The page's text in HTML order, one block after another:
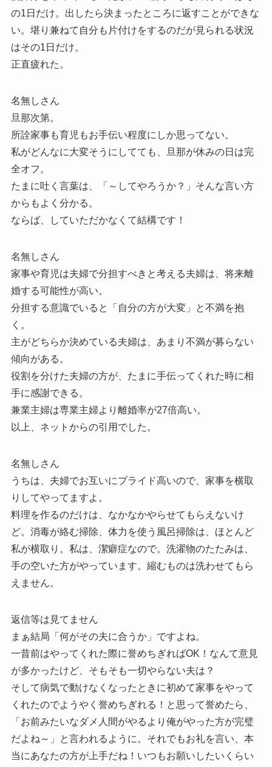
の1日だけ。出したら決まったところに返すことができな
い。堪り兼ねて自分も片付けをするのだが見られる状況
はその1日だけ。
正直疲れた。
名無しさん
旦那次第。
所詮家事も育児もお手伝い程度にしか思ってない。
私がどんなに大変そうにしてても、旦那が休みの日は完
全オフ。
たまに吐く言葉は、「～してやろうか？」そんな言い方
からもよく分かる。
ならば、していただかなくて結構です！
名無しさん
家事や育児は夫婦で分担すべきと考える夫婦は、将来離
婚する可能性が高い。
分担する意識でいると「自分の方が大変」と不満を抱
く。
主がどちらか決めている夫婦は、あまり不満が募らない
傾向がある。
役割を分けた夫婦の方が、たまに手伝ってくれた時に相
手に感謝できる。
兼業主婦は専業主婦より離婚率が27倍高い。
以上、ネットからの引用でした。
名無しさん
うちは、夫婦でお互いにプライド高いので、家事を横取
りしてやってますよ。
料理を作るのだけは、なかなかやらせてもらえないけ
ど。消毒が絡む掃除、体力を使う風呂掃除は、ほとんど
私が横取り。私は、潔癖症なので。洗濯物のたたみは、
手の空いた方がやっています。縮むものは洗わせてもら
えません。
返信等は見てません
まぁ結局「何がその夫に合うか」ですよね。
一昔前はやってくれた際に誉めちぎればOK！なんて意見
が多かったけど、そもそも一切やらない夫は？
そして病気で動けなくなったときに初めて家事をやって
くれたのでようやく誉めちぎれる！と思って誉めたら、
「お前みたいなダメ人間がやるより俺がやった方が完璧
だよね～」と言われるように。それでもお礼を言い、本
当にあなたの方が上手だね！いつもお願いしたいくらい